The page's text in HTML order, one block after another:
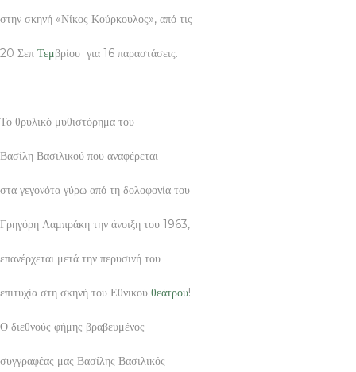
στην σκηνή «Νίκος Κούρκουλος», από τις
20 Σεπ Τεμβρίου για 16 παραστάσεις.
Το θρυλικό μυθιστόρημα του
Βασίλη Βασιλικού που αναφέρεται
στα γεγονότα γύρω από τη δολοφονία του
Γρηγόρη Λαμπράκη την άνοιξη του 1963,
επανέρχεται μετά την περυσινή του
επιτυχία στη σκηνή του Εθνικού θεάτρου!
Ο διεθνούς φήμης βραβευμένος
συγγραφέας μας Βασίλης Βασιλικός